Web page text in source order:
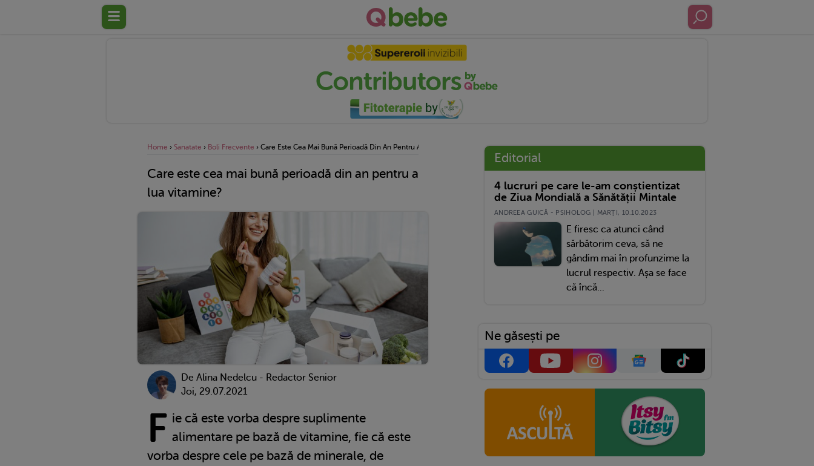
Home › Sanatate › Boli Frecvente › Care Este Cea Mai Bună Perioadă Din An Pentru A Lua Vitamine?
Care este cea mai bună perioadă din an pentru a
lua vitamine?
De Alina Nedelcu - Redactor Senior
Joi, 29.07.2021
F ie că este vorba despre suplimente
alimentare pe bază de vitamine, fie că este
vorba despre cele pe bază de minerale, de
Editorial
4 lucruri pe care le-am conștientizat
de Ziua Mondială a Sănătății Mintale
ANDREEA GUICĂ - PSIHOLOG | MARŢI, 10.10.2023
E firesc ca atunci când
sărbătorim ceva, să ne
gândim mai în profunzime la
lucrul respectiv. Așa se face
că încă...
Ne găsești pe